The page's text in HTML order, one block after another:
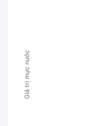
Giá trị mực nước